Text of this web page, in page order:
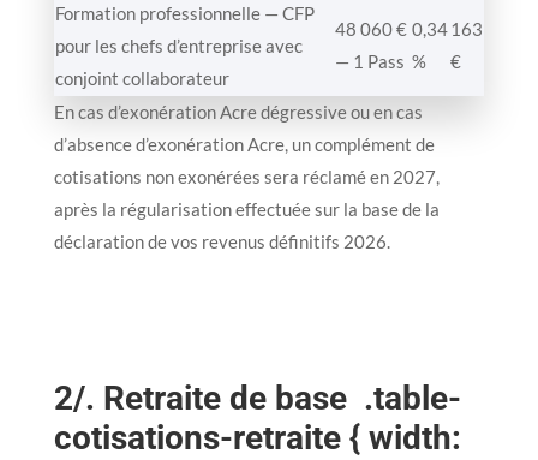
Formation professionnelle — CFP
pour les chefs d’entreprise avec
conjoint collaborateur
48 060 €
— 1 Pass
0,34
%
163
€
En cas d’exonération Acre dégressive ou en cas
d’absence d’exonération Acre, un complément de
cotisations non exonérées sera réclamé en 2027,
après la régularisation effectuée sur la base de la
déclaration de vos revenus définitifs 2026.
2/. Retraite de base .table-
cotisations-retraite { width: